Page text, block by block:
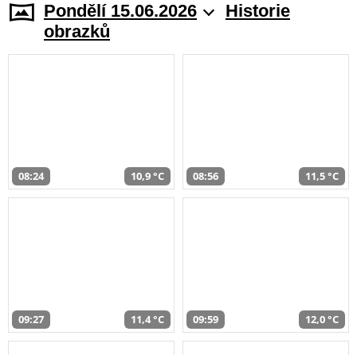
Pondělí 15.06.2026
Historie
obrazků
08:24 10,9 °C 08:56 11,5 °C
09:27 11,4 °C 09:59 12,0 °C